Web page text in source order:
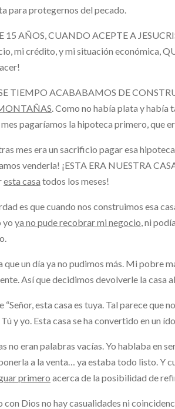
para protegernos del pecado.
15 AÑOS, CUANDO ACEPTE A
mi crédito, y mi situación económica,
TIEMPO ACABABAMOS DE
. Como no había plata y había
pagaríamos la hipoteca primero, que
mes era un sacrificio pagar esa
venderla! ¡ESTA ERA NUESTRA
esta casa todos los meses!
es que cuando nos construimos esa
yo ya no pude recobrar mi negocio, ni
que un día ya no pudimos más. Mi pobre
Así que decidimos devolverle la casa
“Señor, esta casa es tuya. Tal parece que
y yo. Esta casa se ha convertido en un
no eran palabras vacías. Yo hablaba en
a la venta… ya estaba todo listo. Y
primero acerca de la posibilidad de
con Dios no hay casualidades ni